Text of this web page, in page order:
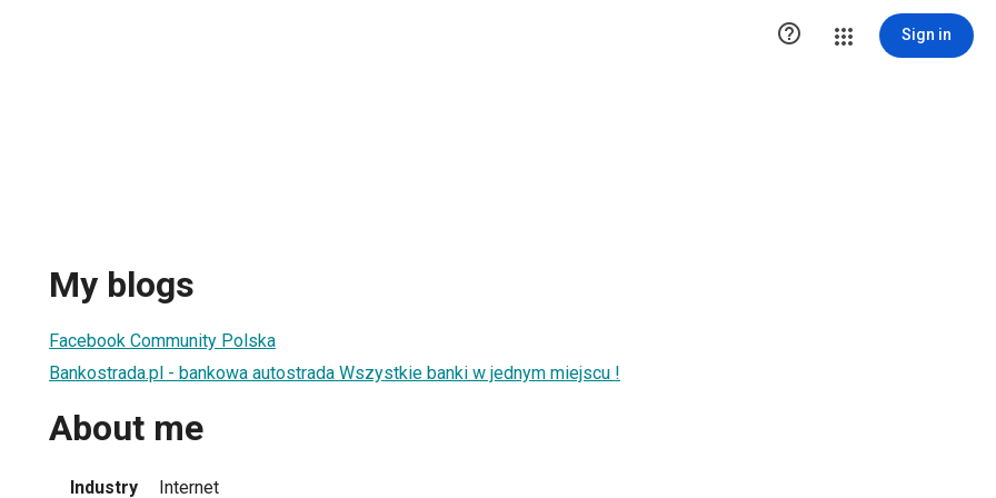
 Sign in
My blogs
Facebook Community Polska
Bankostrada.pl - bankowa autostrada Wszystkie banki w jednym miejscu !
About me
Industry Internet